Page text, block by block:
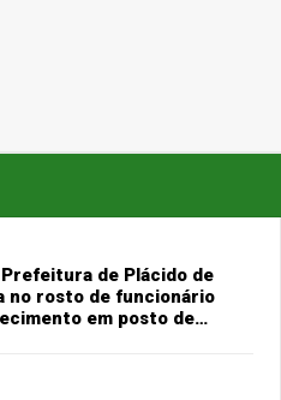
de Plácido de
no rosto de funcionário
em posto de